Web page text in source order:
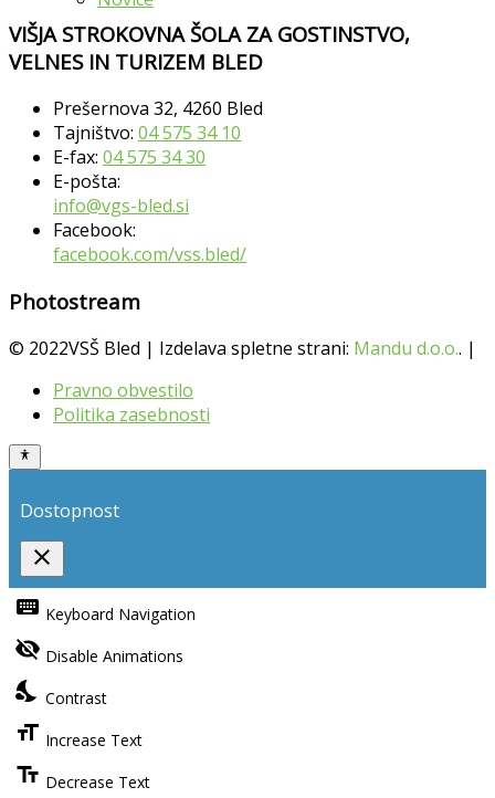
VIŠJA STROKOVNA ŠOLA ZA GOSTINSTVO,
VELNES IN TURIZEM BLED
Prešernova 32, 4260 Bled
Tajništvo: 04 575 34 10
E-fax: 04 575 34 30
E-pošta:
info@vgs-bled.si
Facebook:
facebook.com/vss.bled/
Photostream
© 2022VSŠ Bled | Izdelava spletne strani: Mandu d.o.o.. |
Pravno obvestilo
Politika zasebnosti
Dostopnost
close
Toggle
visibility
Accessibility
keyboard Keyboard Navigation
visibility_off Disable Animations
nights_stay Contrast
format_size Increase Text
text_fields Decrease Text